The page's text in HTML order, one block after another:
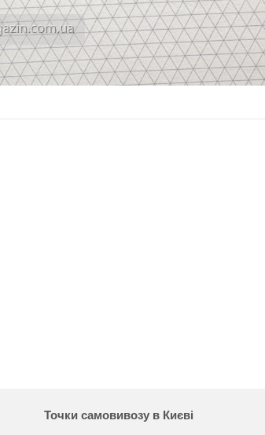
Точки самовивозу в Києві